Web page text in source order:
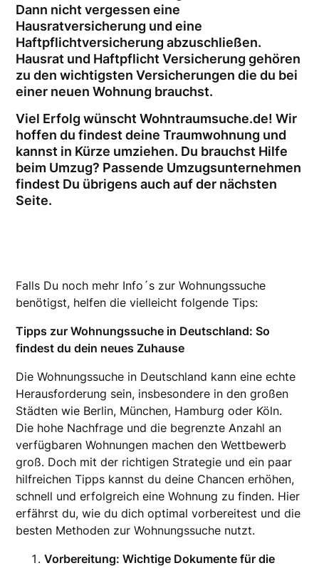
Dann nicht vergessen eine
Hausratversicherung und eine
Haftpflichtversicherung abzuschließen.
Hausrat und Haftpflicht Versicherung gehören
zu den wichtigsten Versicherungen die du bei
einer neuen Wohnung brauchst.
Viel Erfolg wünscht Wohntraumsuche.de! Wir
hoffen du findest deine Traumwohnung und
kannst in Kürze umziehen. Du brauchst Hilfe
beim Umzug? Passende Umzugsunternehmen
findest Du übrigens auch auf der nächsten
Seite.
Falls Du noch mehr Info´s zur Wohnungssuche
benötigst, helfen die vielleicht folgende Tips:
Tipps zur Wohnungssuche in Deutschland: So
findest du dein neues Zuhause
Die Wohnungssuche in Deutschland kann eine echte
Herausforderung sein, insbesondere in den großen
Städten wie Berlin, München, Hamburg oder Köln.
Die hohe Nachfrage und die begrenzte Anzahl an
verfügbaren Wohnungen machen den Wettbewerb
groß. Doch mit der richtigen Strategie und ein paar
hilfreichen Tipps kannst du deine Chancen erhöhen,
schnell und erfolgreich eine Wohnung zu finden. Hier
erfährst du, wie du dich optimal vorbereitest und die
besten Methoden zur Wohnungssuche nutzt.
Vorbereitung: Wichtige Dokumente für die